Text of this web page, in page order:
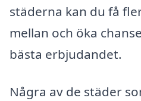
städerna kan du få
mellan och öka
bästa erbjudandet.
Några av de städer